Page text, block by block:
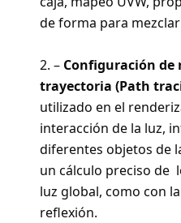
de forma para
2. – Configuración de
trayectoria (Path
utilizado en el
interacción de la luz,
diferentes objetos de
un cálculo preciso de
luz global, como con
reflexión.